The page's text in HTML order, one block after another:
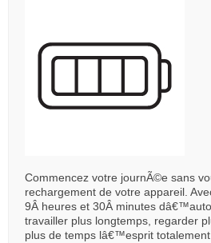
Commencez votre journÃ©e sans
rechargement de votre appareil.
9Â heures et 30Â minutes
travailler plus longtemps, regarder
plus de temps lâ€™esprit